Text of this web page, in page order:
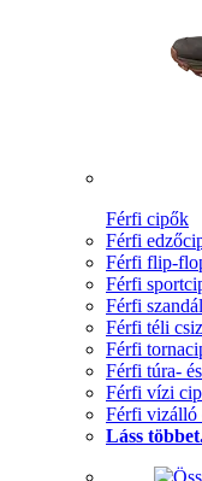
Férfi cipők
Férfi
Férfi flip-
Férfi
Férfi
Férfi téli
Férfi
Férfi túra-
Férfi vízi
Férfi vizálló
Láss